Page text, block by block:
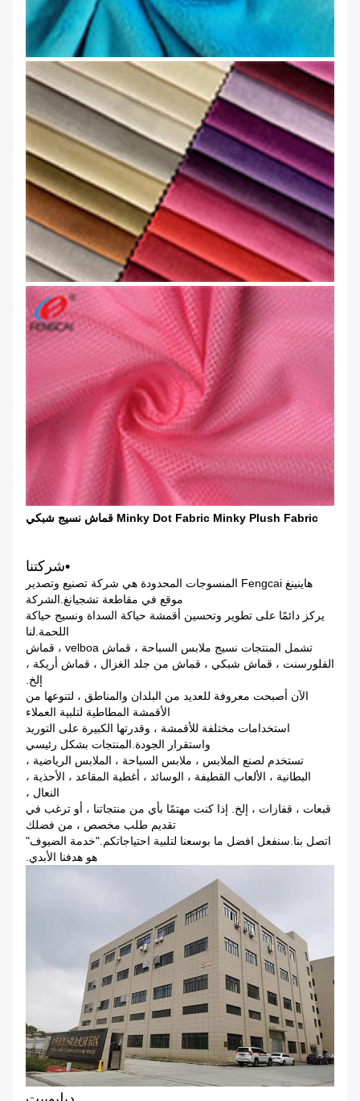
Minky Dot Fabric Minky Plush Fabric قماش نسيج شبكي
•شركتنا
هاينينغ Fengcai المنسوجات المحدودة هي شركة تصنيع وتصدير
موقع في مقاطعة تشجيانغ.الشركة
يركز دائمًا على تطوير وتحسين أقمشة حياكة السداة ونسيج حياكة
اللحمة.لنا
تشمل المنتجات نسيج ملابس السباحة ، قماش velboa ، قماش
الفلورسنت ، قماش شبكي ، قماش من جلد الغزال ، قماش أريكة ،
إلخ.
الآن أصبحت معروفة للعديد من البلدان والمناطق ، لتنوعها من
الأقمشة المطاطية لتلبية العملاء
استخدامات مختلفة للأقمشة ، وقدرتها الكبيرة على التوريد
واستقرار الجودة.المنتجات بشكل رئيسي
تستخدم لصنع الملابس ، ملابس السباحة ، الملابس الرياضية ،
البطانية ، الألعاب القطيفة ، الوسائد ، أغطية المقاعد ، الأحذية ،
النعال ،
قبعات ، قفازات ، إلخ. إذا كنت مهتمًا بأي من منتجاتنا ، أو ترغب في
تقديم طلب مخصص ، من فضلك
اتصل بنا.سنفعل افضل ما بوسعنا لتلبية احتياجاتكم."خدمة الضيوف"
هو هدفنا الأبدي.